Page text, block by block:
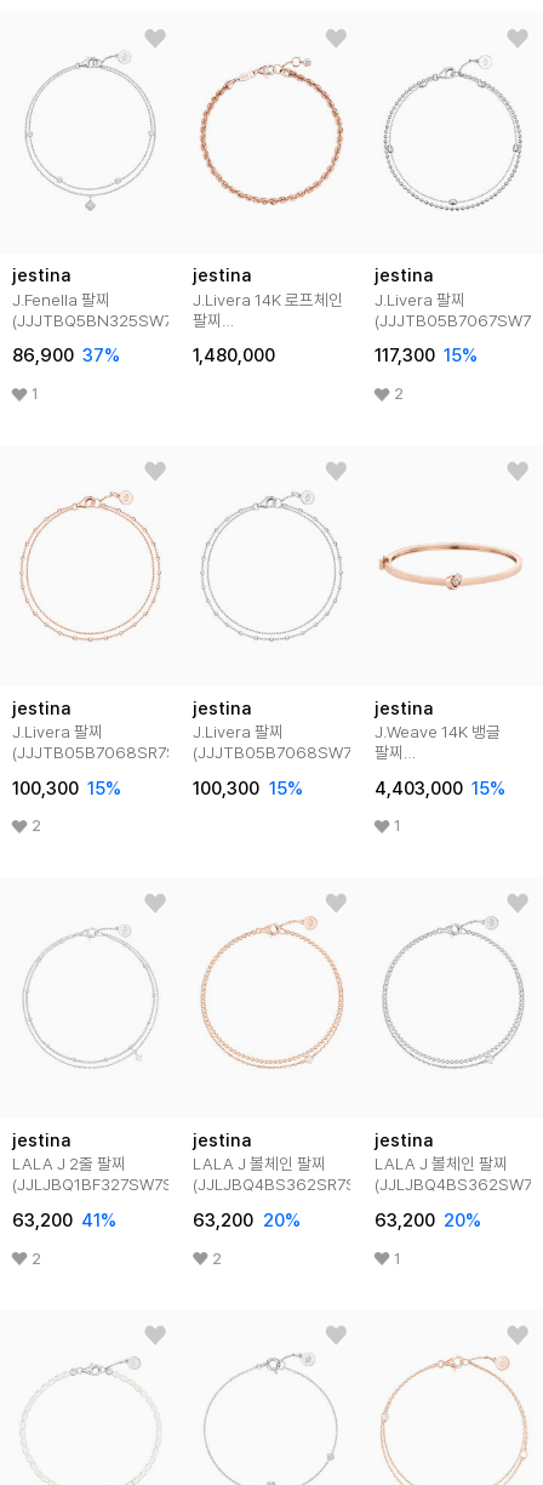
jestina
J.Fenella 팔찌
(JJJTBQ5BN325SW7S0)
86,900 37%
1
jestina
J.Livera 14K 로프체인
팔찌
1,480,000
jestina
J.Livera 팔찌
117,300 15%
2
jestina
J.Livera 팔찌
(JJJTB05B7068SR7S0)
100,300 15%
2
jestina
J.Livera 팔찌
(JJJTB05B7068SW7S0)
100,300 15%
jestina
J.Weave 14K 뱅글
팔찌
4,403,000 15%
1
jestina
LALA J 2줄 팔찌
(JJLJBQ1BF327SW7S0)
63,200 41%
2
jestina
LALA J 볼체인 팔찌
(JJLJBQ4BS362SR7S0)
63,200 20%
2
jestina
LALA J 볼체인 팔찌
63,200 20%
1